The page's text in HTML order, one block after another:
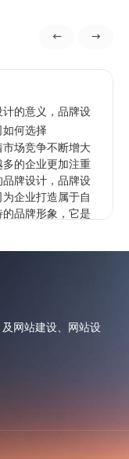
的意义，品牌设
何选择
场竞争不断增大
多的企业更加注重
品牌设计，品牌设
企业打造属于自
品牌形象，它是
多
网站建设、网站设